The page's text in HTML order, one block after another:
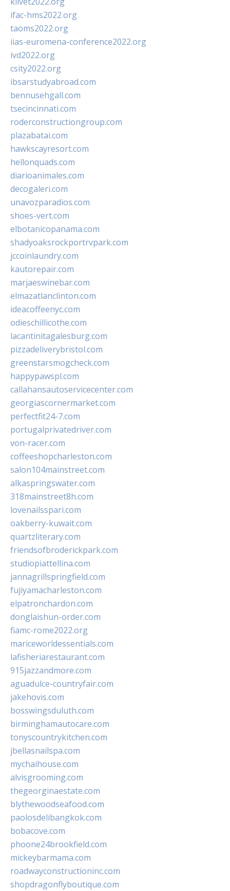
ifac-hms2022.org
taoms2022.org
iias-euromena-conference2022.org
ivd2022.org
csity2022.org
ibsarstudyabroad.com
bennusehgall.com
tsecincinnati.com
roderconstructiongroup.com
plazabatai.com
hawkscayresort.com
hellonquads.com
diarioanimales.com
decogaleri.com
unavozparadios.com
shoes-vert.com
elbotanicopanama.com
shadyoaksrockportrvpark.com
jccoinlaundry.com
kautorepair.com
marjaeswinebar.com
elmazatlanclinton.com
ideacoffeenyc.com
odieschillicothe.com
lacantinitagalesburg.com
pizzadeliverybristol.com
greenstarsmogcheck.com
happypawspl.com
callahansautoservicecenter.com
georgiascornermarket.com
perfectfit24-7.com
portugalprivatedriver.com
von-racer.com
coffeeshopcharleston.com
salon104mainstreet.com
alkaspringswater.com
318mainstreet8h.com
lovenailsspari.com
oakberry-kuwait.com
quartzliterary.com
friendsofbroderickpark.com
studiopiattellina.com
jannagrillspringfield.com
fujiyamacharleston.com
elpatronchardon.com
donglaishun-order.com
fiamc-rome2022.org
mariceworldessentials.com
lafisheriarestaurant.com
915jazzandmore.com
aguadulce-countryfair.com
jakehovis.com
bosswingsduluth.com
birminghamautocare.com
tonyscountrykitchen.com
jbellasnailspa.com
mychaihouse.com
alvisgrooming.com
thegeorginaestate.com
blythewoodseafood.com
paolosdelibangkok.com
bobacove.com
phoone24brookfield.com
mickeybarmama.com
roadwayconstructioninc.com
shopdragonflyboutique.com